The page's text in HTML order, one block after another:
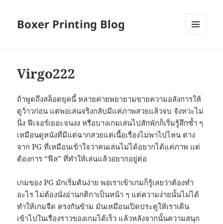
Boxer Printing Blog
Virgo222
ถ้าพูดถึงสล็อตยุคนี้ หลายค่ายพยายามขายความอลังการให้
ดูว้าวก่อน แต่พอเล่นจริงกลับมีแค่ภาพสวยแล้วจบ จังหวะไม่
นิ่ง ฟีเจอร์เยอะจนงง หรือบางเกมเล่นไปสักพักก็เริ่มรู้สึกซ้ำ ๆ
เหมือนดูหนังที่มีแต่ฉากสวยแต่เนื้อเรื่องไม่พาไปไหน ต่าง
จาก PG ที่เหมือนเข้าใจว่าคนเล่นไม่ได้อยากได้แค่ภาพ แต่
ต้องการ “ฟีล” ที่ทำให้เล่นแล้วอยากอยู่ต่อ
เกมของ PG มักเริ่มต้นง่าย พอเราเข้าเกมก็รู้เลยว่าต้องทำ
อะไร ไม่ต้องนั่งอ่านกติกาเป็นหน้า ๆ แต่ความง่ายนั้นไม่ได้
ทำให้เกมจืด ตรงกันข้าม มันเหมือนเปิดประตูให้เราเดิน
เข้าไปในเรื่องราวของเกมได้เร็ว แล้วหลังจากนั้นความสนุก